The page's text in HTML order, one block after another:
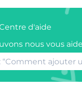
d'aide
nous vous